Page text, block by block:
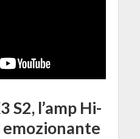
S2, l’amp Hi-